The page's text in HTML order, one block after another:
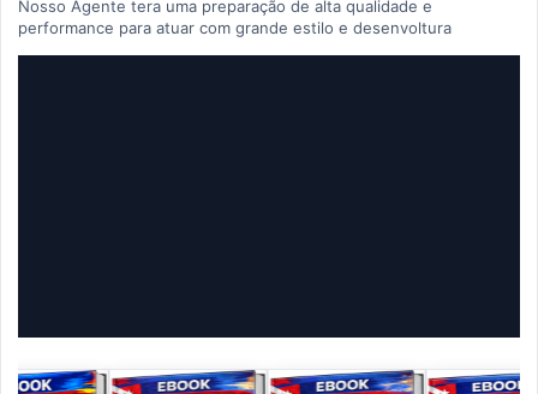
Nosso Agente tera uma preparação de alta qualidade e
performance para atuar com grande estilo e desenvoltura